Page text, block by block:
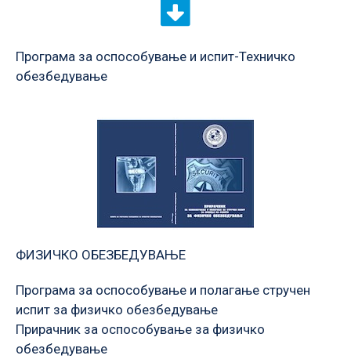
Програма за оспособување и испит-Техничко
обезбедување
ФИЗИЧКО ОБЕЗБЕДУВАЊЕ
Програма за оспособување и полагање стручен
испит за физичко обезбедување
Прирачник за оспособување за физичко
обезбедување